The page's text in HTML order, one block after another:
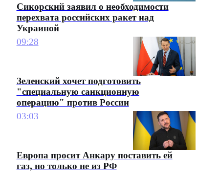
Сикорский заявил о необходимости
перехвата российских ракет над
Украиной
09:28
Зеленский хочет подготовить
"специальную санкционную
операцию" против России
03:03
Европа просит Анкару поставить ей
газ, но только не из РФ